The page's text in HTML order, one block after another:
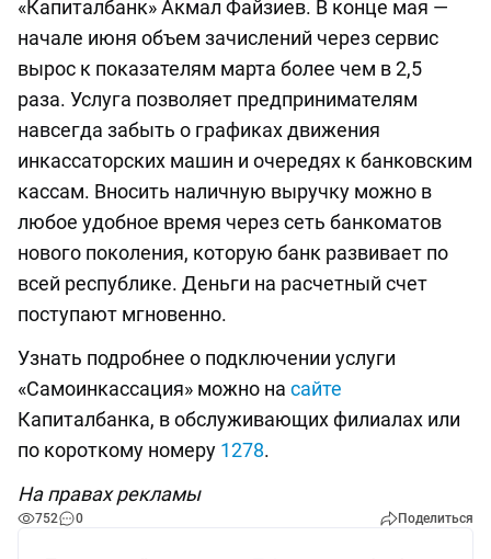
«Капиталбанк» Акмал Файзиев. В конце мая —
начале июня объем зачислений через сервис
вырос к показателям марта более чем в 2,5
раза. Услуга позволяет предпринимателям
навсегда забыть о графиках движения
инкассаторских машин и очередях к банковским
кассам. Вносить наличную выручку можно в
любое удобное время через сеть банкоматов
нового поколения, которую банк развивает по
всей республике. Деньги на расчетный счет
поступают мгновенно.
Узнать подробнее о подключении услуги
«Самоинкассация» можно на сайте
Капиталбанка, в обслуживающих филиалах или
по короткому номеру 1278.
На правах рекламы
752 0 Поделиться